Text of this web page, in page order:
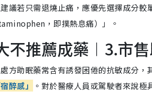
議若只需退燒止痛，應優先選擇成分
，即撲熱息痛）」。
不推薦成藥︱3.市
方助眠藥常含有誘發困倦的抗敏成分，
醉感」
。對於醫療人員或駕駛者來說